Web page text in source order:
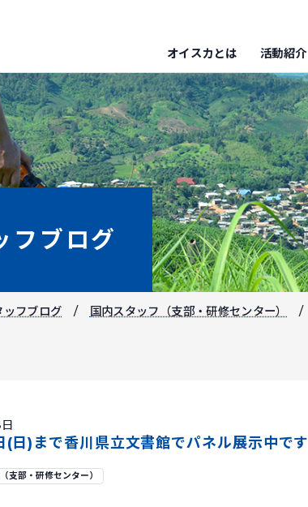
オイスカとは 活動紹介
フブログ
ッフブログ 国内スタッフ（支部・研修センター）
(日)まで香川県立文書館でパネル展示中です
支部・研修センター）